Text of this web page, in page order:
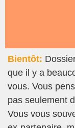
Bientôt:
que il y a
vous. Vous
pas seulement
Vous vous